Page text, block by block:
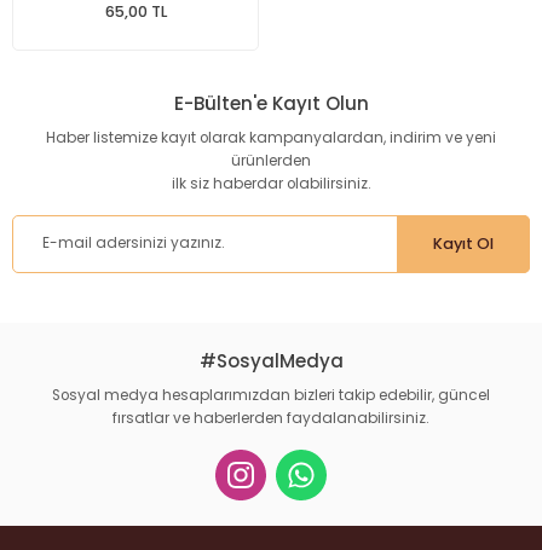
65,00 TL
E-Bülten'e Kayıt Olun
Haber listemize kayıt olarak kampanyalardan, indirim ve yeni
ürünlerden
ilk siz haberdar olabilirsiniz.
Kayıt Ol
#SosyalMedya
Sosyal medya hesaplarımızdan bizleri takip edebilir, güncel
fırsatlar ve haberlerden faydalanabilirsiniz.